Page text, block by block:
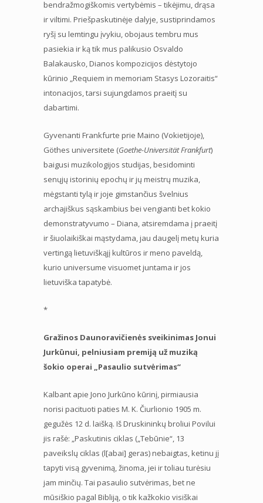
bendražmogiškomis vertybėmis – tikėjimu, drąsa
ir viltimi. Priešpaskutinėje dalyje, sustiprindamos
ryšį su lemtingu įvykiu, obojaus tembru mus
pasiekia ir ką tik mus palikusio Osvaldo
Balakausko, Dianos kompozicijos dėstytojo
kūrinio „Requiem in memoriam Stasys Lozoraitis“
intonacijos, tarsi sujungdamos praeitį su
dabartimi.
Gyvenanti Frankfurte prie Maino (Vokietijoje),
Göthes universitete (Goethe-Universität Frankfurt)
baigusi muzikologijos studijas, besidominti
senųjų istorinių epochų ir jų meistrų muzika,
mėgstanti tylą ir joje gimstančius švelnius
archajiškus sąskambius bei vengianti bet kokio
demonstratyvumo – Diana, atsiremdama į praeitį
ir šiuolaikiškai mąstydama, jau daugelį metų kuria
vertingą lietuviškąjį kultūros ir meno paveldą,
kurio universume visuomet juntama ir jos
lietuviška tapatybė.
*
Gražinos Daunoravičienės sveikinimas Jonui
Jurkūnui, pelniusiam premiją už muziką
šokio operai „Pasaulio sutvėrimas“
Kalbant apie Jono Jurkūno kūrinį, pirmiausia
norisi pacituoti paties M. K. Čiurlionio 1905 m.
gegužės 12 d. laišką. Iš Druskininkų broliui Povilui
jis rašė: „Paskutinis ciklas („Tebūnie“, 13
paveikslų ciklas (l[abai] geras) nebaigtas, ketinu jį
tapyti visą gyvenimą, žinoma, jei ir toliau turėsiu
jam minčių. Tai pasaulio sutvėrimas, bet ne
mūsiškio pagal Bibliją, o tik kažkokio visiškai